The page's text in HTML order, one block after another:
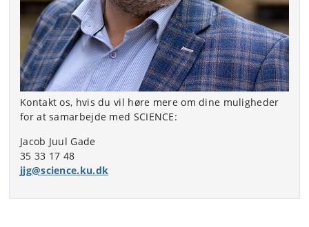
Kontakt os, hvis du vil høre mere om dine muligheder
for at samarbejde med SCIENCE:
Jacob Juul Gade
35 33 17 48
jjg@science.ku.dk